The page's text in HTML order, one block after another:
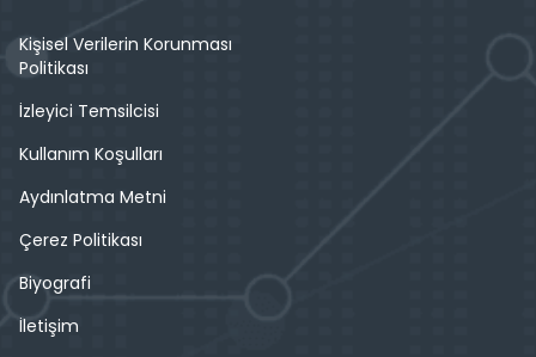
Kişisel Verilerin Korunması
Politikası
İzleyici Temsilcisi
Kullanım Koşulları
Aydınlatma Metni
Çerez Politikası
Biyografi
İletişim